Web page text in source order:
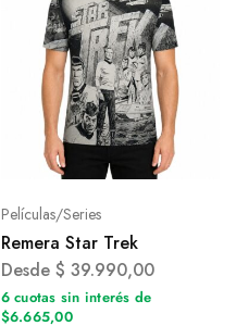
Películas/Series
Remera Star Trek
Desde $ 39.990,00
6 cuotas sin interés de
$6.665,00